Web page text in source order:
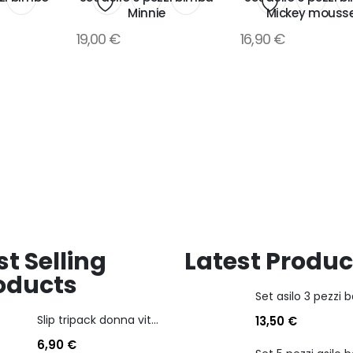
Aggiungi
Minnie
19,00 €
Aggiungi
Mickey
16,90 €
Selling
Slip tripack donna vita bassa cotonella art 3165 in cotone elasticizzato
6,90 €
Latest
13,50 €